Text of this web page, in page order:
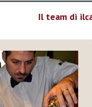
Il team di